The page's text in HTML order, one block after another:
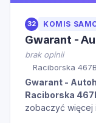
32 KOMIS
Gwarant -
brak opinii
Raciborska
Gwarant -
Raciborska
zobaczyć więcej